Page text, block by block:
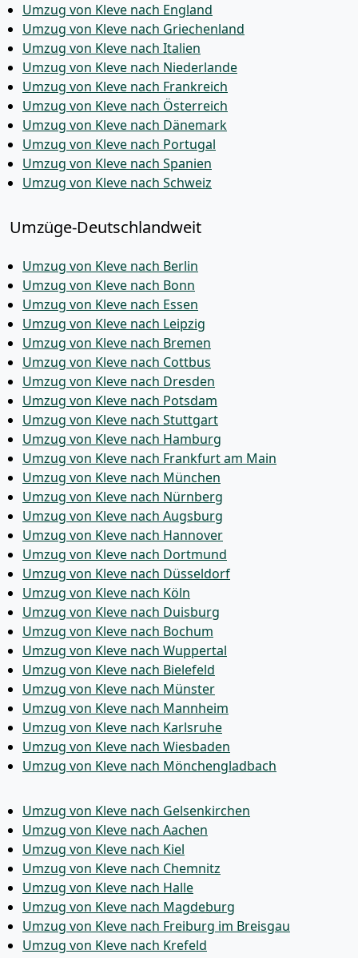
Umzug von Kleve nach England
Umzug von Kleve nach Griechenland
Umzug von Kleve nach Italien
Umzug von Kleve nach Niederlande
Umzug von Kleve nach Frankreich
Umzug von Kleve nach Österreich
Umzug von Kleve nach Dänemark
Umzug von Kleve nach Portugal
Umzug von Kleve nach Spanien
Umzug von Kleve nach Schweiz
Umzüge-Deutschlandweit
Umzug von Kleve nach Berlin
Umzug von Kleve nach Bonn
Umzug von Kleve nach Essen
Umzug von Kleve nach Leipzig
Umzug von Kleve nach Bremen
Umzug von Kleve nach Cottbus
Umzug von Kleve nach Dresden
Umzug von Kleve nach Potsdam
Umzug von Kleve nach Stuttgart
Umzug von Kleve nach Hamburg
Umzug von Kleve nach Frankfurt am Main
Umzug von Kleve nach München
Umzug von Kleve nach Nürnberg
Umzug von Kleve nach Augsburg
Umzug von Kleve nach Hannover
Umzug von Kleve nach Dortmund
Umzug von Kleve nach Düsseldorf
Umzug von Kleve nach Köln
Umzug von Kleve nach Duisburg
Umzug von Kleve nach Bochum
Umzug von Kleve nach Wuppertal
Umzug von Kleve nach Bielefeld
Umzug von Kleve nach Münster
Umzug von Kleve nach Mannheim
Umzug von Kleve nach Karlsruhe
Umzug von Kleve nach Wiesbaden
Umzug von Kleve nach Mönchen­gladbach
Umzug von Kleve nach Gelsenkirchen
Umzug von Kleve nach Aachen
Umzug von Kleve nach Kiel
Umzug von Kleve nach Chemnitz
Umzug von Kleve nach Halle
Umzug von Kleve nach Magdeburg
Umzug von Kleve nach Freiburg im Breisgau
Umzug von Kleve nach Krefeld